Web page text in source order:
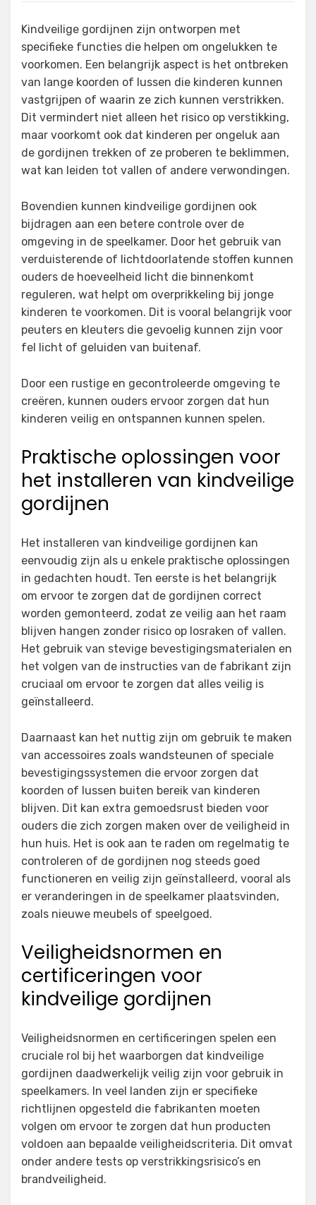
Kindveilige gordijnen zijn ontworpen met
specifieke functies die helpen om ongelukken te
voorkomen. Een belangrijk aspect is het ontbreken
van lange koorden of lussen die kinderen kunnen
vastgrijpen of waarin ze zich kunnen verstrikken.
Dit vermindert niet alleen het risico op verstikking,
maar voorkomt ook dat kinderen per ongeluk aan
de gordijnen trekken of ze proberen te beklimmen,
wat kan leiden tot vallen of andere verwondingen.
Bovendien kunnen kindveilige gordijnen ook
bijdragen aan een betere controle over de
omgeving in de speelkamer. Door het gebruik van
verduisterende of lichtdoorlatende stoffen kunnen
ouders de hoeveelheid licht die binnenkomt
reguleren, wat helpt om overprikkeling bij jonge
kinderen te voorkomen. Dit is vooral belangrijk voor
peuters en kleuters die gevoelig kunnen zijn voor
fel licht of geluiden van buitenaf.
Door een rustige en gecontroleerde omgeving te
creëren, kunnen ouders ervoor zorgen dat hun
kinderen veilig en ontspannen kunnen spelen.
Praktische oplossingen voor
het installeren van kindveilige
gordijnen
Het installeren van kindveilige gordijnen kan
eenvoudig zijn als u enkele praktische oplossingen
in gedachten houdt. Ten eerste is het belangrijk
om ervoor te zorgen dat de gordijnen correct
worden gemonteerd, zodat ze veilig aan het raam
blijven hangen zonder risico op losraken of vallen.
Het gebruik van stevige bevestigingsmaterialen en
het volgen van de instructies van de fabrikant zijn
cruciaal om ervoor te zorgen dat alles veilig is
geïnstalleerd.
Daarnaast kan het nuttig zijn om gebruik te maken
van accessoires zoals wandsteunen of speciale
bevestigingssystemen die ervoor zorgen dat
koorden of lussen buiten bereik van kinderen
blijven. Dit kan extra gemoedsrust bieden voor
ouders die zich zorgen maken over de veiligheid in
hun huis. Het is ook aan te raden om regelmatig te
controleren of de gordijnen nog steeds goed
functioneren en veilig zijn geïnstalleerd, vooral als
er veranderingen in de speelkamer plaatsvinden,
zoals nieuwe meubels of speelgoed.
Veiligheidsnormen en
certificeringen voor
kindveilige gordijnen
Veiligheidsnormen en certificeringen spelen een
cruciale rol bij het waarborgen dat kindveilige
gordijnen daadwerkelijk veilig zijn voor gebruik in
speelkamers. In veel landen zijn er specifieke
richtlijnen opgesteld die fabrikanten moeten
volgen om ervoor te zorgen dat hun producten
voldoen aan bepaalde veiligheidscriteria. Dit omvat
onder andere tests op verstrikkingsrisico’s en
brandveiligheid.